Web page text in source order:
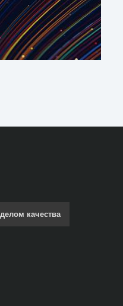
качества